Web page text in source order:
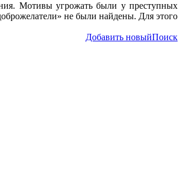
Мотивы угрожать были у преступных
не были найдены. Для этого
Добавить новыйПоиск